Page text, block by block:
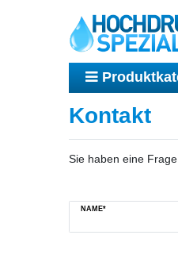
Carwash
Haus &
Kontakt
Sie haben eine
NAME*